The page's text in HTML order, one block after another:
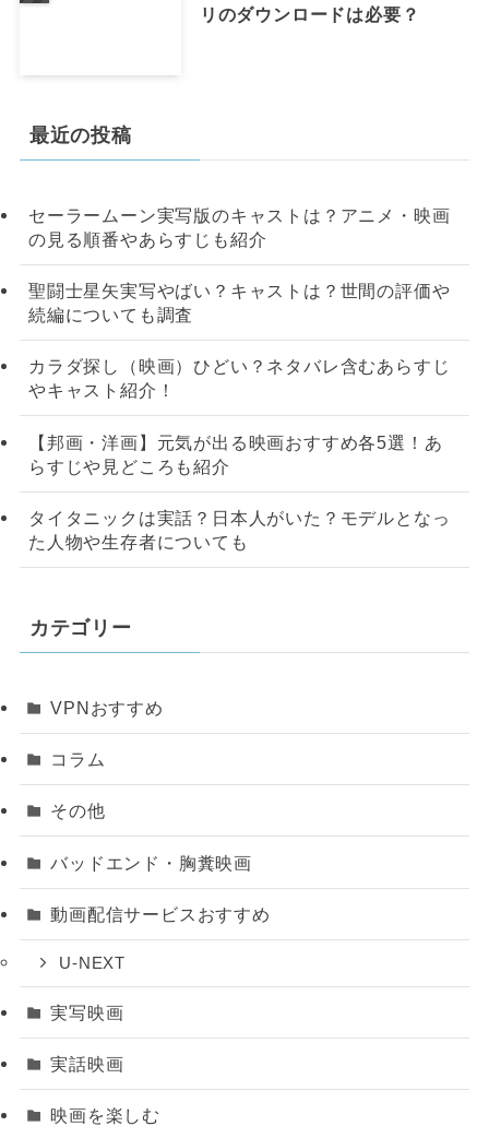
リのダウンロードは必要？
最近の投稿
セーラームーン実写版のキャストは？アニメ・映画
の見る順番やあらすじも紹介
聖闘士星矢実写やばい？キャストは？世間の評価や
続編についても調査
カラダ探し（映画）ひどい？ネタバレ含むあらすじ
やキャスト紹介！
【邦画・洋画】元気が出る映画おすすめ各5選！あ
らすじや見どころも紹介
タイタニックは実話？日本人がいた？モデルとなっ
た人物や生存者についても
カテゴリー
VPNおすすめ
コラム
その他
バッドエンド・胸糞映画
動画配信サービスおすすめ
U-NEXT
実写映画
実話映画
映画を楽しむ